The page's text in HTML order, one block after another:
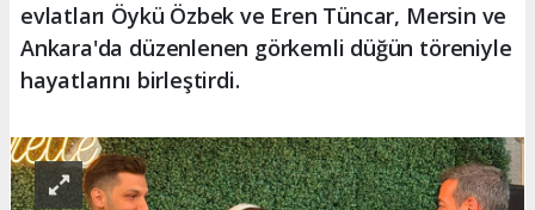
evlatları Öykü Özbek ve Eren Tüncar, Mersin ve
Ankara'da düzenlenen görkemli düğün töreniyle
hayatlarını birleştirdi.